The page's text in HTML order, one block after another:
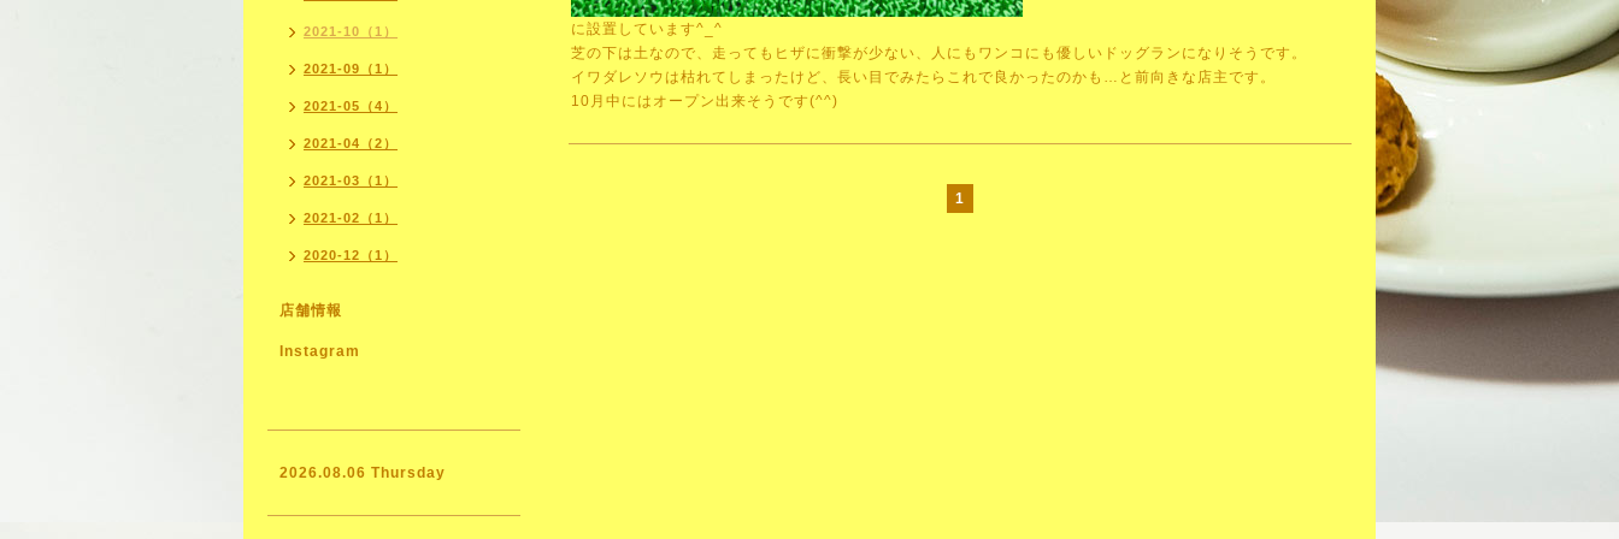
に設置しています^_^
芝の下は土なので、走ってもヒザに衝撃が少ない、人にもワンコにも優しいドッグランになりそうです。
イワダレソウは枯れてしまったけど、長い目でみたらこれで良かったのかも…と前向きな店主です。
10月中にはオープン出来そうです(^^)
1
2021-10（1）
2021-09（1）
2021-05（4）
2021-04（2）
2021-03（1）
2021-02（1）
2020-12（1）
店舗情報
Instagram
2026.08.06 Thursday